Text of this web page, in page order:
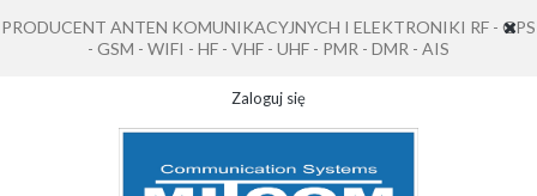
PRODUCENT ANTEN KOMUNIKACYJNYCH I ELEKTRONIKI RF - GPS
- GSM - WIFI - HF - VHF - UHF - PMR - DMR - AIS
Zaloguj się